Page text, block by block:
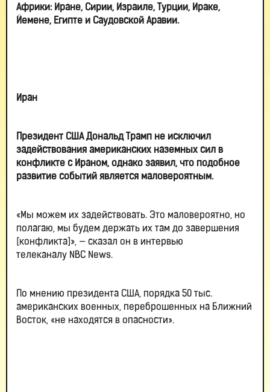
Африки: Иране, Сирии, Израиле, Турции, Ираке,
Йемене, Египте и Саудовской Аравии.
Иран
Президент США Дональд Трамп не исключил
задействования американских наземных сил в
конфликте с Ираном, однако заявил, что подобное
развитие событий является маловероятным.
«Мы можем их задействовать. Это маловероятно, но
полагаю, мы будем держать их там до завершения
[конфликта]», — сказал он в интервью
телеканалу NBC News.
По мнению президента США, порядка 50 тыс.
американских военных, переброшенных на Ближний
Восток, «не находятся в опасности».